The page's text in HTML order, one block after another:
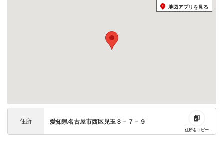
地図アプリを見る
住所 愛知県名古屋市西区児玉３－７－９
住所をコピー